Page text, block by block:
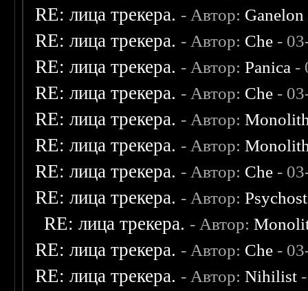
RE: лица трекера. - Автор: Ganelon
RE: лица трекера. - Автор: Che -
RE: лица трекера. - Автор:Panica -
RE: лица трекера. - Автор: Che -
RE: лица трекера. - Автор:
RE: лица трекера. - Автор:
RE: лица трекера. - Автор: Che -
RE: лица трекера. - Автор:
RE: лица трекера. - Автор:
RE: лица трекера. - Автор: Che -
RE: лица трекера. - Автор:Nihilist